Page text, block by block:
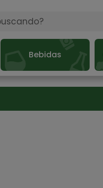
Bebidas